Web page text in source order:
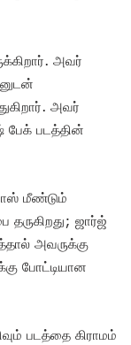
அவர்
அவர்
படத்தின்
மீண்டும்
தருகிறது; ஜார்ஜ்
அவருக்கு
போட்டியான
படத்தை கிராமம்